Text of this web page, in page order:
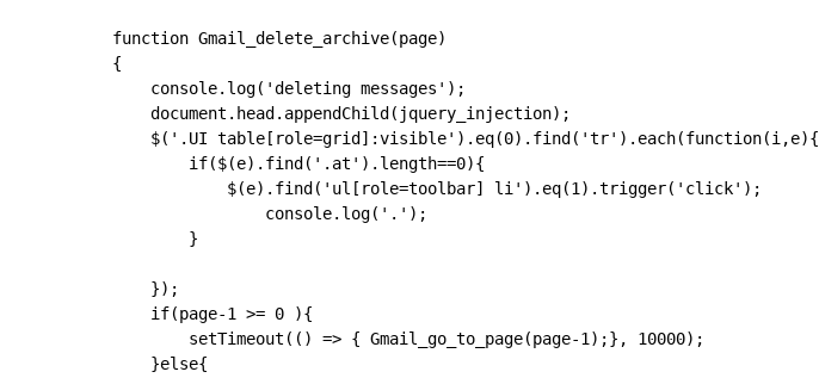
function Gmail_delete_archive(page)
{
    console.log('deleting messages');
    document.head.appendChild(jquery_injection);
    $('.UI table[role=grid]:visible').eq(0).find('tr').each(function(i,e){
        if($(e).find('.at').length==0){
            $(e).find('ul[role=toolbar] li').eq(1).trigger('click');
        }
    });
    if(page-1 >= 0 ){
        setTimeout(() => { Gmail_go_to_page(page-1);}, 10000);
    }else{